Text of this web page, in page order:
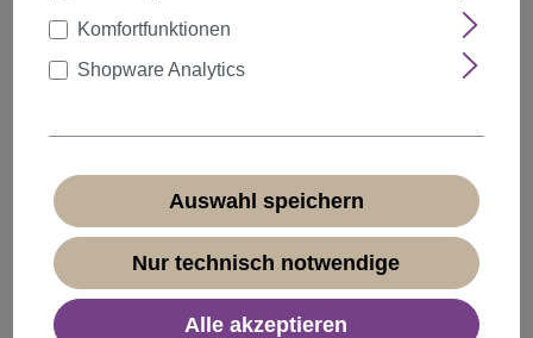
ab5 5% 1,89 €*
ab20 20% 1,59 €*
1,99 €*
* Preise inkl. MwSt. zzgl.Versandkosten
Komfortfunktionen
Shopware Analytics
Auswahl speichern
Nur technisch notwendige
Alle akzeptieren